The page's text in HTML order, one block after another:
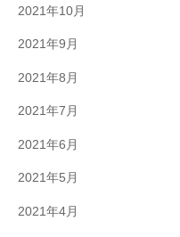
2021年10月
2021年9月
2021年8月
2021年7月
2021年6月
2021年5月
2021年4月